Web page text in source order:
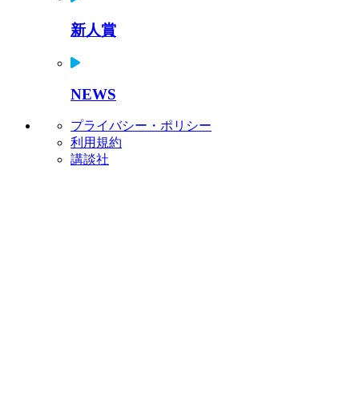
新人賞
NEWS
プライバシー・ポリシー
利用規約
講談社